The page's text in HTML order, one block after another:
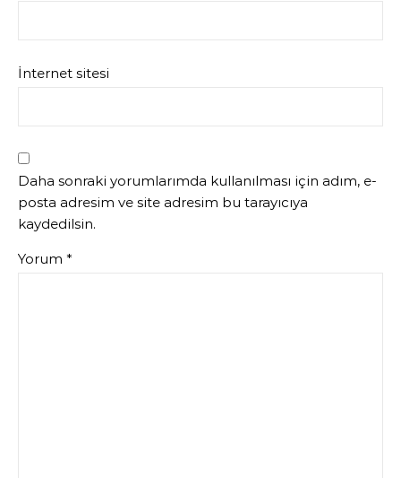
İnternet sitesi
Daha sonraki yorumlarımda kullanılması için adım, e-
posta adresim ve site adresim bu tarayıcıya
kaydedilsin.
Yorum *